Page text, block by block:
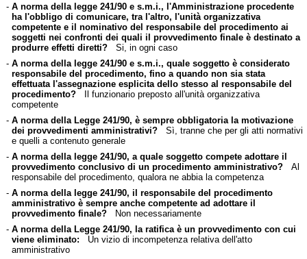
- A norma della legge 241/90 e s.m.i., l'Amministrazione procedente
ha l'obbligo di comunicare, tra l'altro, l'unità organizzativa
competente e il nominativo del responsabile del procedimento ai
soggetti nei confronti dei quali il provvedimento finale è destinato a
produrre effetti diretti?Si, in ogni caso
- A norma della legge 241/90 e s.m.i., quale soggetto è considerato
responsabile del procedimento, fino a quando non sia stata
effettuata l'assegnazione esplicita dello stesso al responsabile del
procedimento?Il funzionario preposto all'unità organizzativa
competente
- A norma della Legge 241/90, è sempre obbligatoria la motivazione
dei provvedimenti amministrativi?Sì, tranne che per gli atti normativi
e quelli a contenuto generale
- A norma della legge 241/90, a quale soggetto compete adottare il
provvedimento conclusivo di un procedimento amministrativo?Al
responsabile del procedimento, qualora ne abbia la competenza
- A norma della legge 241/90, il responsabile del procedimento
amministrativo è sempre anche competente ad adottare il
provvedimento finale?Non necessariamente
- A norma della Legge 241/90, la ratifica è un provvedimento con cui
viene eliminato: Un vizio di incompetenza relativa dell'atto
amministrativo